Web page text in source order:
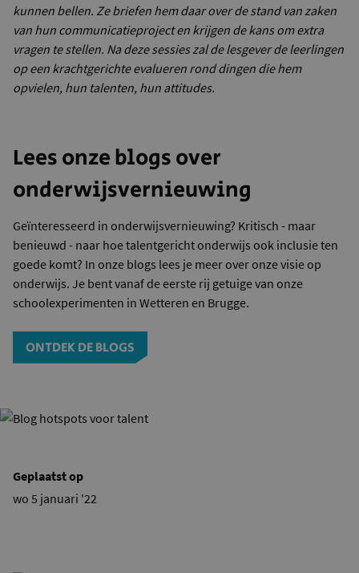
kunnen bellen. Ze briefen hem daar over de stand van zaken
van hun communicatieproject en krijgen de kans om extra
vragen te stellen. Na deze sessies zal de lesgever de leerlingen
op een krachtgerichte evalueren rond dingen die hem
opvielen, hun talenten, hun attitudes.
Lees onze blogs over
onderwijsvernieuwing
Geïnteresseerd in onderwijsvernieuwing? Kritisch - maar
benieuwd - naar hoe talentgericht onderwijs ook inclusie ten
goede komt? In onze blogs lees je meer over onze visie op
onderwijs. Je bent vanaf de eerste rij getuige van onze
schoolexperimenten in Wetteren en Brugge.
ONTDEK DE BLOGS
Geplaatst op
wo 5 januari '22